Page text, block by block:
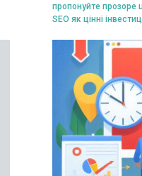
пропонуйте прозоре
SEO як цінні